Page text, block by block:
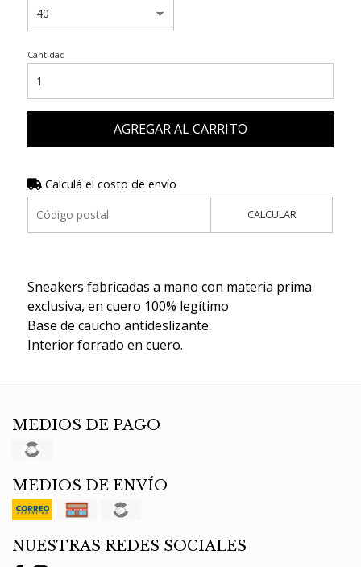
Cantidad
AGREGAR AL CARRITO
Calculá el costo de envío
CALCULAR
Sneakers fabricadas a mano con materia prima
exclusiva, en cuero 100% legítimo
Base de caucho antideslizante.
Interior forrado en cuero.
MEDIOS DE PAGO
MEDIOS DE ENVÍO
NUESTRAS REDES SOCIALES